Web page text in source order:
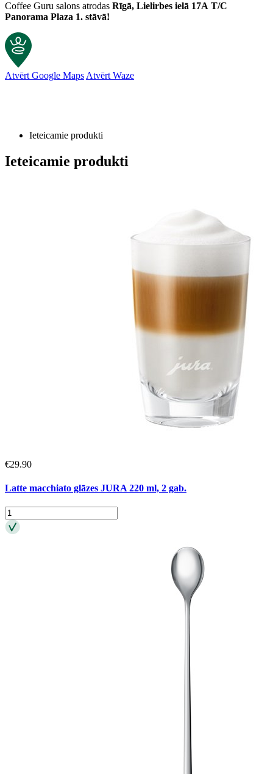
Coffee Guru salons atrodas Rīgā, Lielirbes ielā 17A T/C
Panorama Plaza 1. stāvā!
Atvērt Google Maps Atvērt Waze
Ieteicamie produkti
Ieteicamie produkti
€29.90
Latte macchiato glāzes JURA 220 ml, 2 gab.